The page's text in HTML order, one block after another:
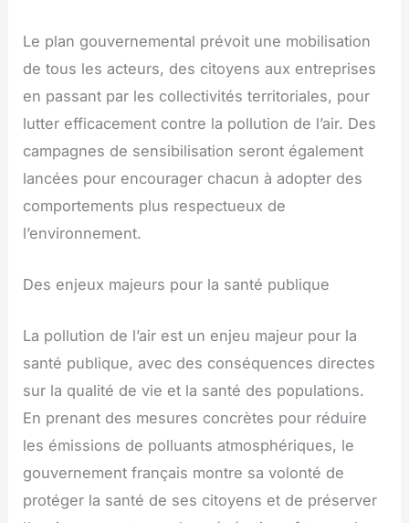
Le plan gouvernemental prévoit une mobilisation
de tous les acteurs, des citoyens aux entreprises
en passant par les collectivités territoriales, pour
lutter efficacement contre la pollution de l’air. Des
campagnes de sensibilisation seront également
lancées pour encourager chacun à adopter des
comportements plus respectueux de
l’environnement.
Des enjeux majeurs pour la santé publique
La pollution de l’air est un enjeu majeur pour la
santé publique, avec des conséquences directes
sur la qualité de vie et la santé des populations.
En prenant des mesures concrètes pour réduire
les émissions de polluants atmosphériques, le
gouvernement français montre sa volonté de
protéger la santé de ses citoyens et de préserver